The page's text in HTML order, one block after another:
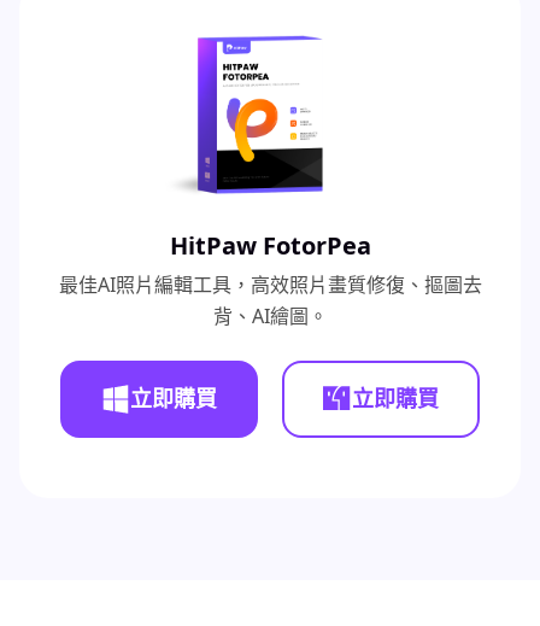
HitPaw FotorPea
最佳AI照片編輯工具，高效照片畫質修復、摳圖去
背、AI繪圖。
立即購買 立即購買